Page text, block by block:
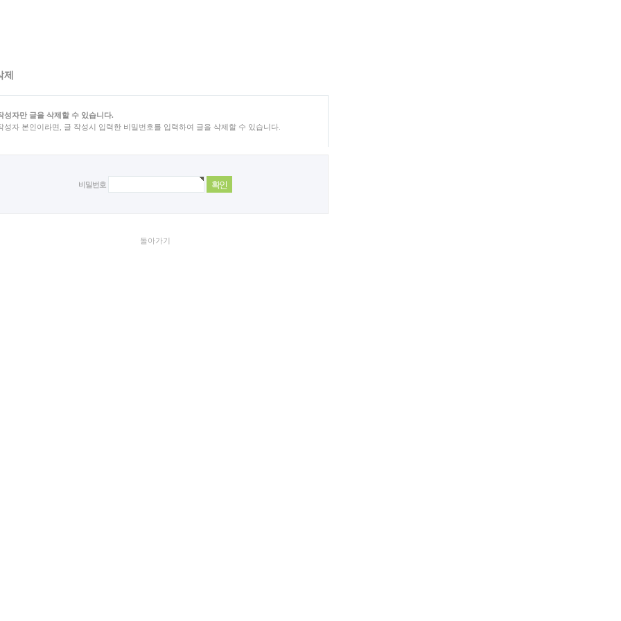
제
성자만 글을 삭제할 수 있습니다.
성자 본인이라면, 글 작성시 입력한 비밀번호를 입력하여 글을 삭제할 수 있습니다.
비밀번호
돌아가기